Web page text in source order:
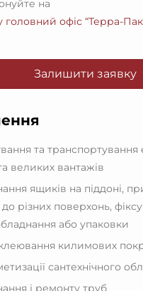
на
головний офіс “Терра-
Залишити заявку
та
великих вантажів
ящиків на піддоні,
різних поверхонь,
або упаковки
килимових
сантехнічного
і ремонту труб